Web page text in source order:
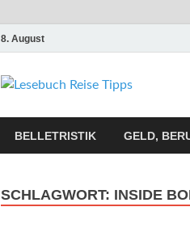
8. August
BELLETRISTIK GELD,
SCHLAGWORT: INSIDE